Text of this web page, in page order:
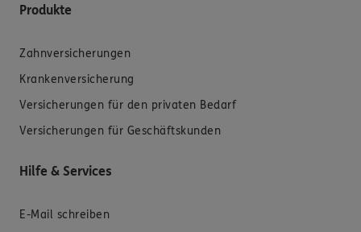
Produkte
Zahnversicherungen
Krankenversicherung
Versicherungen für den privaten Bedarf
Versicherungen für Geschäftskunden
Hilfe & Services
E-Mail schreiben